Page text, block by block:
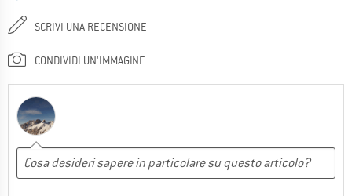
SCRIVI UNA RECENSIONE
CONDIVIDI UN'IMMAGINE